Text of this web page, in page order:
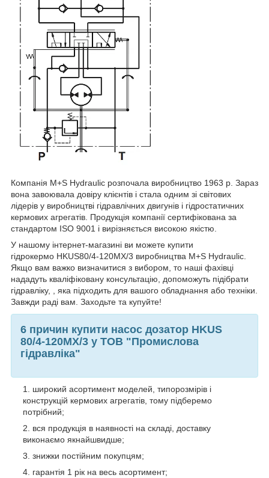
Компанія M+S Hydraulic розпочала виробництво 1963 р. Зараз
вона завоювала довіру клієнтів і стала одним зі світових
лідерів у виробництві гідравлічних двигунів і гідростатичних
кермових агрегатів. Продукція компанії сертифікована за
стандартом ISO 9001 і вирізняється високою якістю.
У нашому інтернет-магазині ви можете купити
гідрокермо HKUS80/4-120MX/3 виробництва M+S Hydraulic.
Якщо вам важко визначитися з вибором, то наші фахівці
нададуть кваліфіковану консультацію, допоможуть підібрати
гідравліку, , яка підходить для вашого обладнання або техніки.
Завжди раді вам. Заходьте та купуйте!
6 причин купити насос дозатор HKUS
80/4-120MX/3 у ТОВ "Промислова
гідравліка"
широкий асортимент моделей, типорозмірів і
конструкцій кермових агрегатів, тому підберемо
потрібний;
вся продукція в наявності на складі, доставку
виконаємо якнайшвидше;
знижки постійним покупцям;
гарантія 1 рік на весь асортимент;